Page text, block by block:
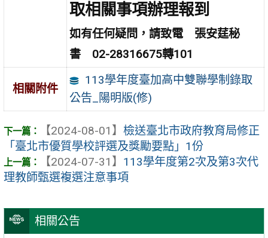
相關公告
取相關事項辦理報到
如有任何疑問，請致電 張安莛秘
書 02-28316675轉101
相關附件
113學年度臺加高中雙聯學制錄取
公告_陽明版(修)
【2024-08-01】 檢送臺北市政府教育局修正
「臺北市優質學校評選及獎勵要點」1份
【2024-07-31】 113學年度第2次及第3次代
理教師甄選複選注意事項